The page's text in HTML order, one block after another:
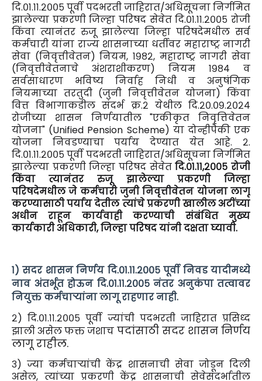
दि.०१.११.२००५ पूर्वी पदभरती जाहिरात/अधिसूचना निर्गमित
झालेल्या प्रकरणी जिल्हा परिषद सेवेत दि.०१.११.२००५ रोजी
किंवा त्यानंतर रुजू झालेल्या जिल्हा परिषदेमधील सर्व
कर्मचारी यांना राज्य शासनाच्या धर्तीवर महाराष्ट्र नागरी
सेवा (निवृत्तीवेतन) नियम, १९८२, महाराष्ट्र नागरी सेवा
(निवृत्तीवेतनाचे अंशराशीकरण) नियम १९८४ व
सर्वसाधारण भविष्य निर्वाह निधी व अनुषंगिक
नियमाच्या तरतुदी (जुनी निवृत्तीवेतन योजना) किंवा
वित्त विभागाकडील संदर्भ क्र.२ येथील दि.२०.०९.२०२४
रोजीच्या शासन निर्णयातील "एकीकृत निवृत्तिवेतन
योजना" (Unified Pension Scheme) या दोन्हीपैकी एक
योजना निवडण्याचा पर्याय देण्यात येत आहे. २.
दि.०१.११.२००५ पूर्वी पदभरती जाहिरात/अधिसूचना निर्गमित
झालेल्या प्रकरणी जिल्हा परिषद सेवेतदि.०१.११,२००५ रोजी
किंवा त्यानंतर रुजू झालेल्या प्रकरणी जिल्हा
परिषदेमधील जे कर्मचारी जुनी निवृत्तीवेतन योजना लागू
करण्यासाठी पर्याय देतील त्यांचे प्रकरणी खालील अटींच्या
अधीन राहून कार्यवाही करण्याची संबंधित मुख्य
कार्यकारी अधिकारी, जिल्हा परिषद यांनी दक्षता घ्यावी.
१) सदर शासन निर्णय दि.०१.११.२००५ पूर्वी निवड यादीमध्ये
नाव अंतर्भूत होऊन दि.०१.११.२००५ नंतर अनुकंपा तत्वावर
नियुक्त कर्मचाऱ्यांना लागू राहणार नाही.
२) दि.०१.११.२००५ पूर्वी ज्यांची पदभरती जाहिरात प्रसिध्द
झाली असेल फक्त जशाच पदांसाठी सदर शासन निर्णय
लागू राहील.
३) ज्या कर्मचाऱ्यांची केंद्र शासनाची सेवा जोडून दिली
असेल, त्यांच्या प्रकरणी केंद्र शासनाची सेवेसंदर्भातील